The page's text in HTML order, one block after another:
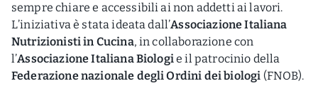
sempre chiare e accessibili ai non addetti ai lavori.
L’iniziativa è stata ideata dall’Associazione Italiana
Nutrizionisti in Cucina, in collaborazione con
l’Associazione Italiana Biologie il patrocinio della
Federazione nazionale degli Ordini dei biologi (FNOB).